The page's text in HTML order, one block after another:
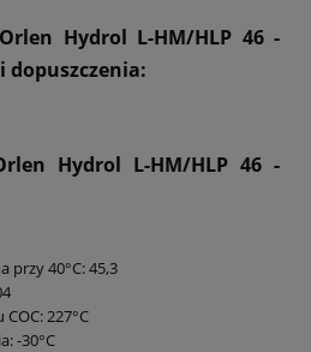
Hydrol L-HM/HLP 46 -
dopuszczenia:
Hydrol L-HM/HLP 46 -
przy 40°C: 45,3
227°C
-30°C